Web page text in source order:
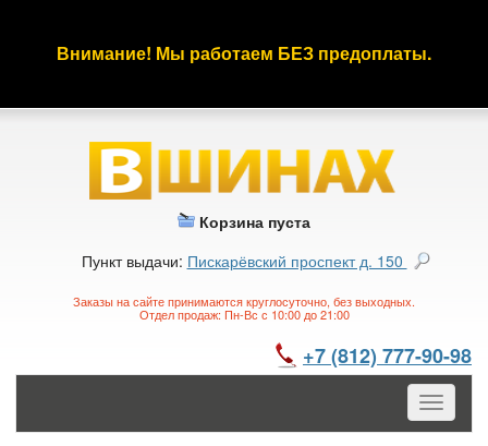
Внимание! Мы работаем БЕЗ предоплаты.
Корзина пуста
Пункт выдачи: Пискарёвский проспект д. 150
Заказы на сайте принимаются круглосуточно, без выходных.
Отдел продаж: Пн-Вс с 10:00 до 21:00
+7 (812) 777-90-98
Toggle